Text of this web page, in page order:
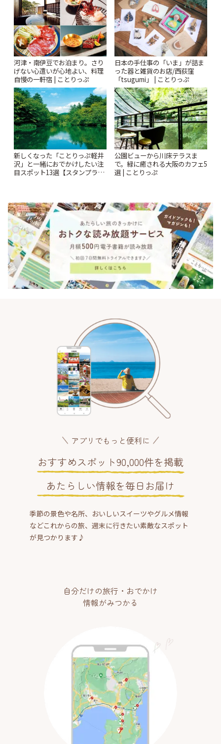
河津・南伊豆でお泊まり。さり
げない心遣いが心地よい、料理
自慢の一軒宿 | ことりっぷ
日本の手仕事の「いま」が詰ま
った器と雑貨のお店/西荻窪
「tsugumi」 | ことりっぷ
新しくなった「ことりっぷ軽井
沢」と一緒におでかけしたい注
目スポット13選【スタンプラリ
公園ビューから川床テラスま
で。緑に癒される大阪のカフェ5
選 | ことりっぷ
アプリでもっと便利に
おすすめスポット90,000件を掲載
あたらしい情報を毎日お届け
季節の景色や名所、おいしいスイーツやグルメ情報
などこれからの旅、週末に行きたい素敵なスポット
が見つかります♪
自分だけの旅行・おでかけ
情報がみつかる